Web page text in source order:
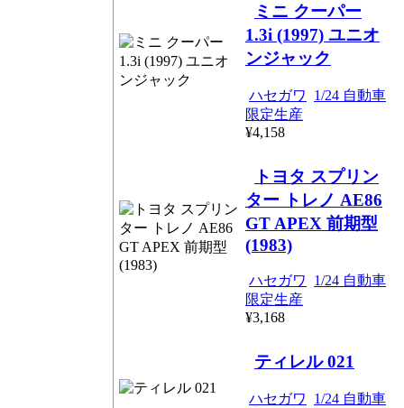
ミニ クーパー
1.3i (1997) ユニオ
ンジャック
ハセガワ
1/24 自動車
限定生産
¥4,158
トヨタ スプリン
ター トレノ AE86
GT APEX 前期型
(1983)
ハセガワ
1/24 自動車
限定生産
¥3,168
ティレル 021
ハセガワ
1/24 自動車